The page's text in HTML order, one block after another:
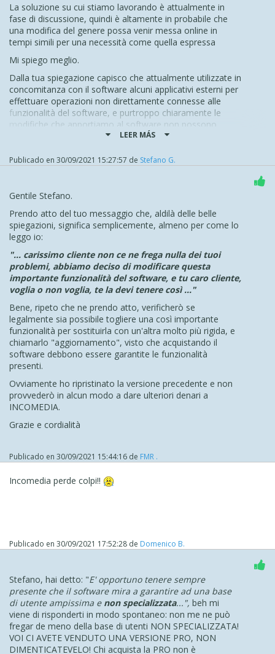
Viceversa si tratterebbe di unDANNO e non di un
VANTAGGIOper il vs. Cliente, così costretto ad elaborare
nuove strategie a causa di una vs. scelta del tutto
unilaterale.
Conto su quanto asserito:
"Stiamo inoltre lavorando per migliorare l'etichetta con
cui l'email verrà visualizzata una volta arrivata nel tuo
client di posta così da permettere di vedere l'email del
Reply-To anche come mittente effettivo"
entro poche ore
amanuensi per l'improvviso crash di tutte le ns. collaudate
procedure.
La soluzione su cui stiamo lavorando è attualmente in
fase di discussione, quindi è altamente in probabile che
una modifica del genere possa venir messa online in
tempi simili per una necessità come quella espressa
Mi spiego meglio.
Dalla tua spiegazione capisco che attualmente utilizzate in
concomitanza con il software alcuni applicativi esterni per
effettuare operazioni non direttamente connesse alle
funzionalità del software, e purtroppo chiaramente le
modifiche che apportiamo al software non possono
basarsi su necessità singole di utenti per situazioni come
a conoscenza
ripristinare la situazione di prima. Una modifica della logica
lato vostro sarà comunque necessario per adattarsi alla
struttura del codice generato dal software
Per il funzionamento attuale, non possiamo che
consigliare di basare il vostro strumento di estrazione dei
dati affinchè legga l'email dal Reply-To invece che dal
From, per ottenere lo stesso risultato. O se si tratta di un
file CSV, copiare il contenuto di una colonna nell'altra
E' opportuno tenere sempre presente che il software mira
a garantire ad una base di utente ampissima e non
specializzata la possibilità di mettere online la propria
presenza e quindi è naturale che molte modifiche che
vengono apportate siano "unilaterali" in quanto vengono
fatte sicuramente partendo da input della community, ma
Purtroppo l'integrazione con sistemi esterni non fa parte
di ciò che ruota attorno alla maniera in cui il software è
Resto a disposizione in caso di dubbi
Stefano
LEER MÁS
Publicado en 30/09/2021 15:27:57 de Stefano G.
Gentile Stefano.
Prendo atto del tuo messaggio che, aldilà delle belle
spiegazioni, significa semplicemente, almeno per come lo
leggo io:
"... carissimo cliente non ce ne frega nulla dei tuoi
problemi, abbiamo deciso di modificare questa
importante funzionalità del software, e tu caro cliente,
voglia o non voglia, te la devi tenere così ..."
Bene, ripeto che ne prendo atto, verificherò se
legalmente sia possibile togliere una così importante
funzionalità per sostituirla con un'altra molto più rigida, e
chiamarlo "aggiornamento", visto che acquistando il
software debbono essere garantite le funzionalità
presenti.
Ovviamente ho ripristinato la versione precedente e non
provvederò in alcun modo a dare ulteriori denari a
INCOMEDIA.
Grazie e cordialità
Publicado en 30/09/2021 15:44:16 de FMR .
Incomedia perde colpi!!
Publicado en 30/09/2021 17:52:28 de Domenico B.
Stefano, hai detto: "E' opportuno tenere sempre
presente che il software mira a garantire ad una base
di utente ampissima e non specializzata...", beh mi
viene di risponderti in modo spontaneo: non me ne può
fregar de meno della base di utenti NON SPECIALIZZATA!
VOI CI AVETE VENDUTO UNA VERSIONE PRO, NON
DIMENTICATEVELO! Chi acquista la PRO non è